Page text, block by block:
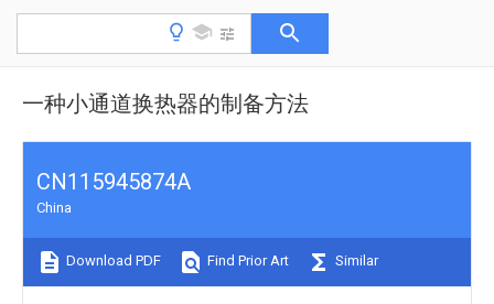
一种小通道换热器的制备方法
CN115945874A
China
Download PDF Find Prior Art Similar